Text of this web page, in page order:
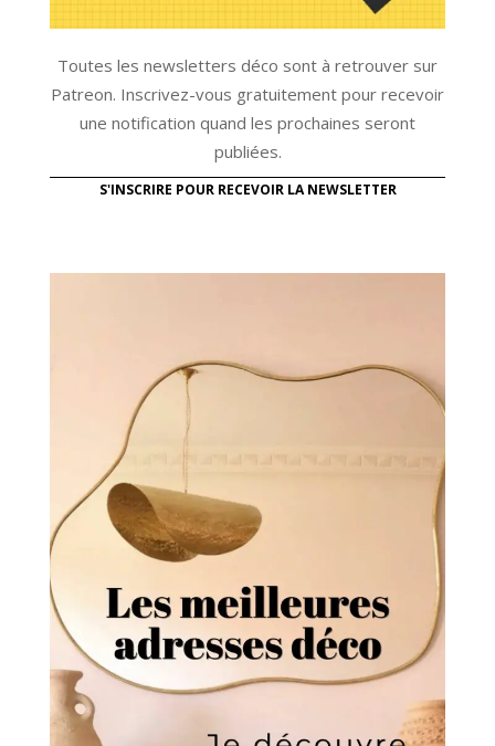
Toutes les newsletters déco sont à retrouver sur
Patreon. Inscrivez-vous gratuitement pour recevoir
une notification quand les prochaines seront
publiées.
S'INSCRIRE POUR RECEVOIR LA NEWSLETTER